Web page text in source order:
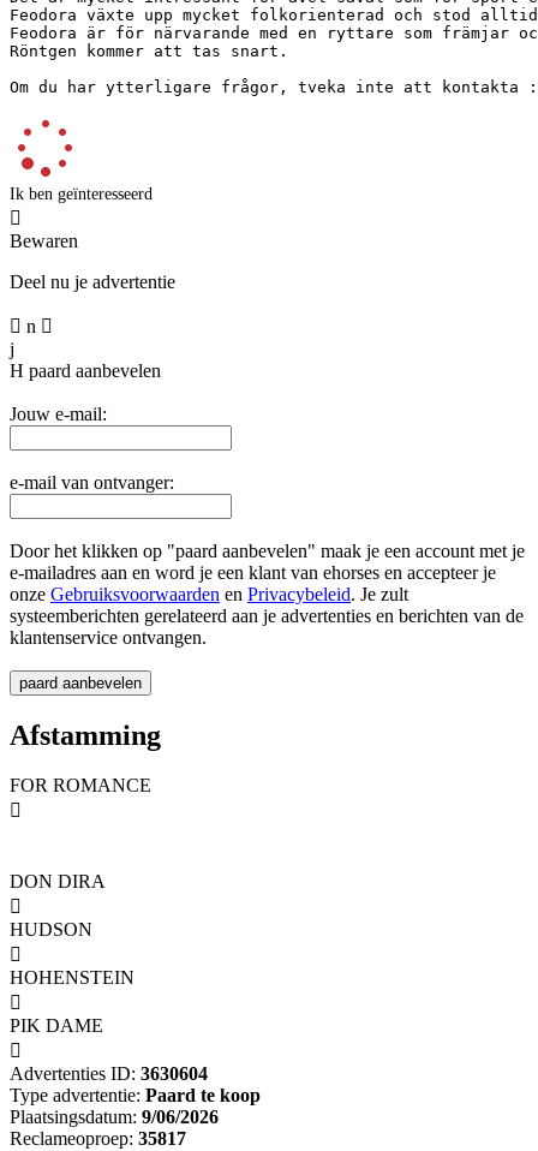
Feodora växte upp mycket folkorienterad och stod
Feodora är för närvarande med en ryttare som främjar
Röntgen kommer att tas snart.
Om du har ytterligare frågor, tveka inte att kontakta
Ik ben geïnteresseerd

Bewaren
Deel nu je advertentie
 n 
j
H paard aanbevelen
Jouw e-mail:
e-mail van ontvanger:
Door het klikken op "paard aanbevelen" maak je een account met je
e-mailadres aan en word je een klant van ehorses en accepteer je
onze Gebruiksvoorwaarden en Privacybeleid. Je zult
systeemberichten gerelateerd aan je advertenties en berichten van de
klantenservice ontvangen.
Afstamming
FOR ROMANCE

DON DIRA

HUDSON

HOHENSTEIN

PIK DAME

Advertenties ID: 3630604
Type advertentie: Paard te koop
Plaatsingsdatum: 9/06/2026
Reclameoproep: 35817